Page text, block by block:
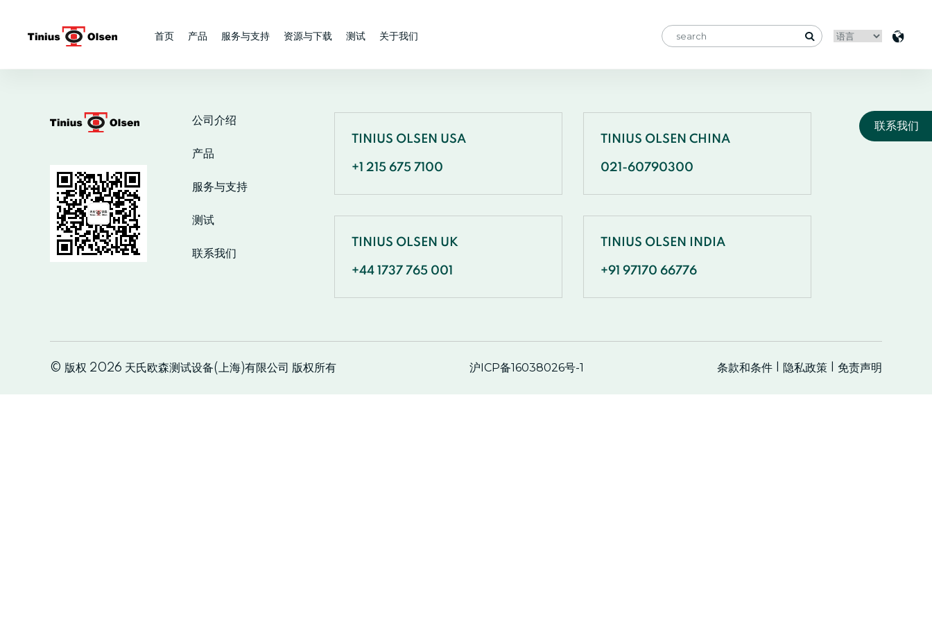
首页 产品 服务与支持 资源与下载 测试 关于我们
公司介绍
产品
服务与支持
测试
联系我们
TINIUS OLSEN USA
+1 215 675 7100
TINIUS OLSEN UK
+44 1737 765 001
TINIUS OLSEN CHINA
021-60790300
TINIUS OLSEN INDIA
+91 97170 66776
© 版权 2026 天氏欧森测试设备(上海)有限公司 版权所有 沪ICP备16038026号-1 条款和条件 隐私政策 免责声明
联系我们